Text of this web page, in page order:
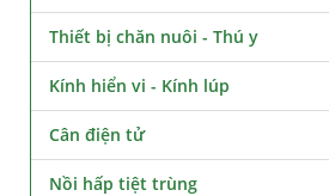
Thiết bị chăn nuôi - Thú y
Kính hiển vi - Kính lúp
Cân điện tử
Nồi hấp tiệt trùng